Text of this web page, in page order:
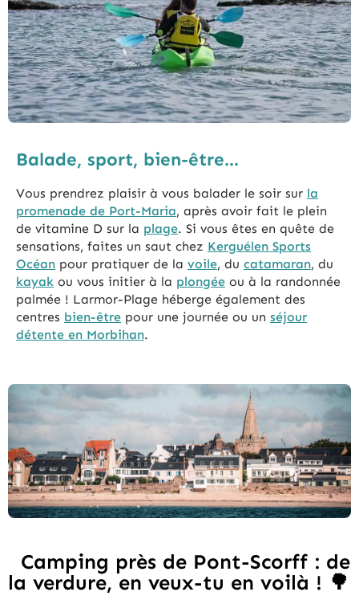
Balade, sport, bien-être...
Vous prendrez plaisir à vous balader le soir sur la
promenade de Port-Maria, après avoir fait le plein
de vitamine D sur la plage. Si vous êtes en quête de
sensations, faites un saut chez Kerguélen Sports
Océan pour pratiquer de la voile, du catamaran, du
kayak ou vous initier à la plongée ou à la randonnée
palmée ! Larmor-Plage héberge également des
centres bien-être pour une journée ou un séjour
détente en Morbihan.
Camping près de Pont-Scorff : de
la verdure, en veux-tu en voilà ! 🌳